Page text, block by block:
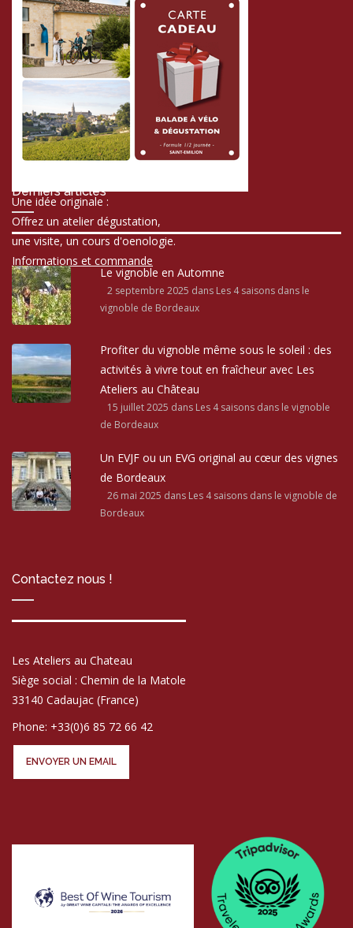
Une idée originale :
Offrez un atelier dégustation,
une visite, un cours d'oenologie.
Informations et commande
Derniers articles
Le vignoble en Automne
2 septembre 2025 dans Les 4 saisons dans le
vignoble de Bordeaux
Profiter du vignoble même sous le soleil : des
activités à vivre tout en fraîcheur avec Les
Ateliers au Château
15 juillet 2025 dans Les 4 saisons dans le vignoble
de Bordeaux
Un EVJF ou un EVG original au cœur des vignes
de Bordeaux
26 mai 2025 dans Les 4 saisons dans le vignoble de
Bordeaux
Contactez nous !
Les Ateliers au Chateau
Siège social : Chemin de la Matole
33140 Cadaujac (France)
Phone: +33(0)6 85 72 66 42
ENVOYER UN EMAIL